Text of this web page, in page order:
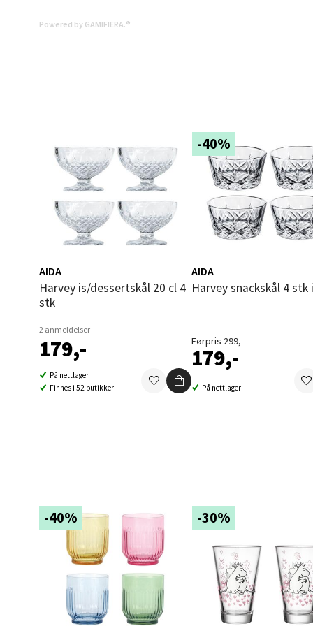
Powered by GAMIFIERA.®
AIDA
Harvey is/dessertskål 20 cl 4
stk
2 anmeldelser
179,-
På nettlager
Finnes i 52 butikker
-40%
AIDA
Harvey snackskål 4 stk
Førpris 299,-
179,-
På nettlager
-40% -30%
0 i
Åpent
0 i
0 i